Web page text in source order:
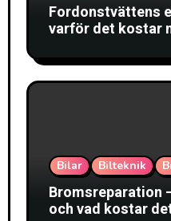
Fordonstvättens
varför det kostar
Bilar Bilteknik
Bromsreparation
och vad kostar